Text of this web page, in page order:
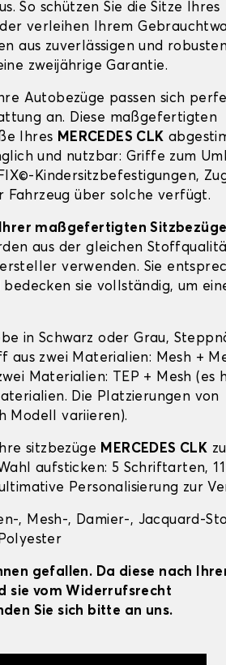
So schützen Sie die Sitze Ihres
verleihen Ihrem
aus zuverlässigen und robusten
zweijährige Garantie.
Autobezüge passen sich
an. Diese maßgefertigten
Ihres MERCEDES CLK
und nutzbar: Griffe zum
Kindersitzbefestigungen,
über solche verfügt.
maßgefertigten Sitzbezüge
aus der gleichen
verwenden. Sie
sie vollständig, um
in Schwarz oder Grau,
aus zwei Materialien: Mesh +
Materialien: TEP + Mesh (es
Die Platzierungen von
Modell variieren).
sitzbezüge MERCEDES CLK zu
aufsticken: 5 Schriftarten, 11
Personalisierung zur
, Mesh-, Damier-, Jacquard-
gefallen. Da diese nach
sie vom Widerrufsrecht
Sie sich bitte an uns.